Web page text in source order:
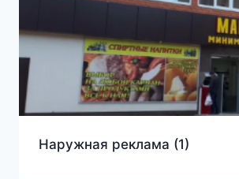
Наружная реклама (1)